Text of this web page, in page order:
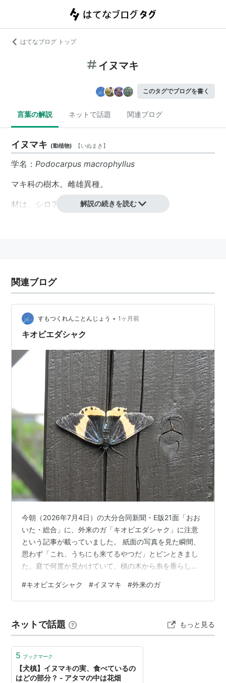
はてなブログ トップ
イヌマキ
このタグでブログを書く
言葉の解説 ネットで話題 関連ブログ
イヌマキ (動植物) 【いぬまき 】
学名：Podocarpus macrophyllus
マキ科の樹木。雌雄異種。
材は、シロアリ、水湿に強い。
解説の続きを読む
関連ブログ
すもつくれんことんじょう • 1ヶ月前
キオビエダシャク
今朝（2026年7月4日）の大分合同新聞・E版21面「おお
いた・総合」に、外来のガ「キオビエダシャク」に注意
という記事が載っていました。 紙面の写真を見た瞬間、
思わず「これ、うちにも来てるやつだ」とピンときまし
た。庭で何度か見かけていて、槙の木から糸を垂らして
キオビエダシャク珍しい蛾がいるなと思い写真を撮りま
した。 記事によると、キオビエダシャクはイヌマキやナ
い、最終的には木が枯れることもあるとのこと。防除
は、幼虫を見つけた時点で薬剤を散布するのが効果的だ
そうです。見つけたら早めの対処が大事で…
#キオビエダシャク #イヌマキ #外来のガ
ネットで話題 もっと見る
5 ブックマーク
【犬槙】イヌマキの実、食べているの
はどの部分？ - アタマの中は花畑